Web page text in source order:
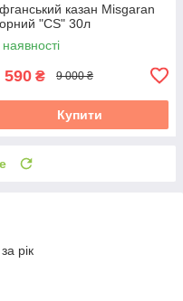
казан Misgaran
"CS" 30л
590 ₴ 9 000 ₴
Купити
рік